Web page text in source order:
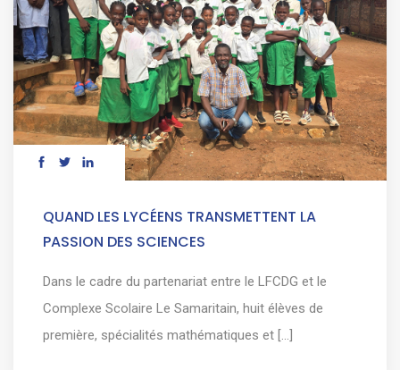
QUAND LES LYCÉENS TRANSMETTENT LA
PASSION DES SCIENCES
Dans le cadre du partenariat entre le LFCDG et le
Complexe Scolaire Le Samaritain, huit élèves de
première, spécialités mathématiques et [...]